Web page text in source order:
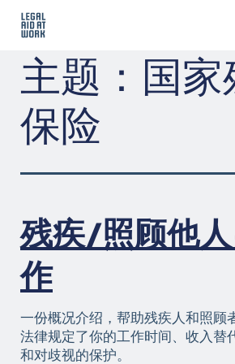
Aid
at
主题： 国
保险
残疾/照顾他
作
一份概况介绍，帮助残疾人和照顾
法律规定了你的工作时间、收入替
和对歧视的保护。